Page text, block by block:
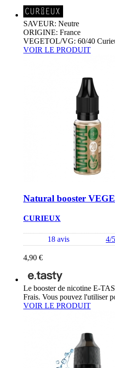
SAVEUR: Neutre
ORIGINE: France
VEGETOL/VG: 60/40
VOIR LE PRODUIT
Natural booster
CURIEUX
18 avis 4/5
4,90 €
Le booster de nicotine E-
Frais. Vous pouvez l'utiliser
VOIR LE PRODUIT